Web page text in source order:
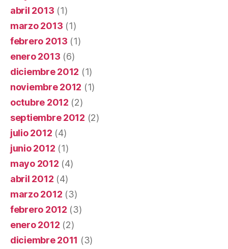
abril 2013 (1)
marzo 2013 (1)
febrero 2013 (1)
enero 2013 (6)
diciembre 2012 (1)
noviembre 2012 (1)
octubre 2012 (2)
septiembre 2012 (2)
julio 2012 (4)
junio 2012 (1)
mayo 2012 (4)
abril 2012 (4)
marzo 2012 (3)
febrero 2012 (3)
enero 2012 (2)
diciembre 2011 (3)